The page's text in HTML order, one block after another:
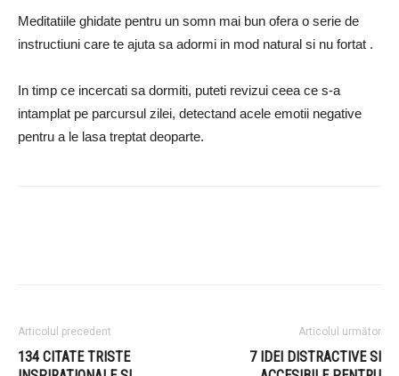
Meditatiile ghidate pentru un somn mai bun ofera o serie de
instructiuni care te ajuta sa adormi in mod natural si nu fortat .
In timp ce incercati sa dormiti, puteti revizui ceea ce s-a
intamplat pe parcursul zilei, detectand acele emotii negative
pentru a le lasa treptat deoparte.
Articolul precedent
134 CITATE TRISTE
Articolul următor
7 IDEI DISTRACTIVE SI